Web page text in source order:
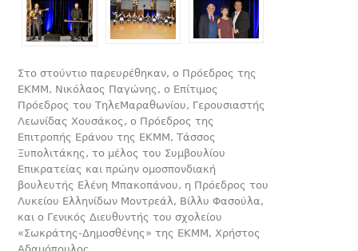
Στο στούντιο παρευρέθηκαν, ο Πρόεδρος της
ΕΚΜΜ, Νικόλαος Παγώνης, ο Επίτιμος
Πρόεδρος του ΤηλεΜαραθωνίου, Γερουσιαστής
Λεωνίδας Χουσάκος, ο Πρόεδρος της
Επιτροπής Εράνου της ΕΚΜΜ, Τάσσος
Ξυπολιτάκης, το μέλος του Συμβουλίου
Επικρατείας και πρώην ομοσπονδιακή
βουλευτής Ελένη Μπακοπάνου, η Πρόεδρος του
Λυκείου Ελληνίδων Μοντρεάλ, Βίλλυ Φασούλα,
και ο Γενικός Διευθυντής του σχολείου
«Σωκράτης-Δημοσθένης» της ΕΚΜΜ, Χρήστος